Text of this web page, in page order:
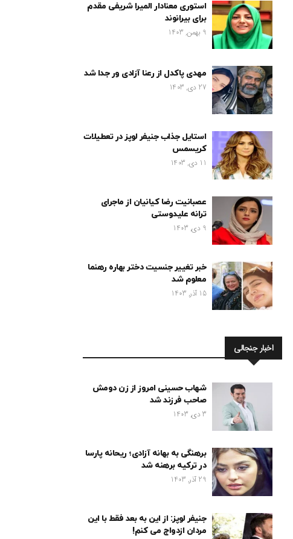
استوری معنادار المیرا شریفی مقدم
برای بیرانوند
9 بهمن, 1403
مهدی پاکدل از رعنا آزادی ور جدا شد
27 دی, 1403
استایل جذاب جنیفر لوپز در تعطیلات
کریسمس
11 دی, 1403
عصبانیت رضا کیانیان از ماجرای
ترانه علیدوستی
9 دی, 1403
خبر تغییر جنسیت دختر بهاره رهنما
معلوم شد
15 آذر, 1403
اخبار جنجالی
شهاب حسینی امروز از زن دومش
صاحب فرزند شد
3 دی, 1403
برهنگی به بهانه آزادی؛ ریحانه پارسا
در ترکیه برهنه شد
29 آذر, 1403
جنیفر لوپز: از این به بعد فقط با این
مردان ازدواج می کنم!